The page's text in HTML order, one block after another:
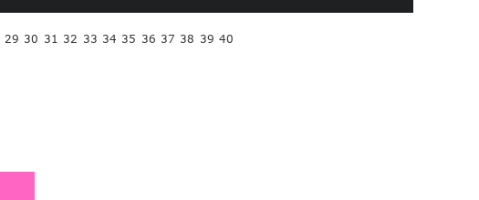
29 30 31 32 33 34 35 36 37 38 39 40